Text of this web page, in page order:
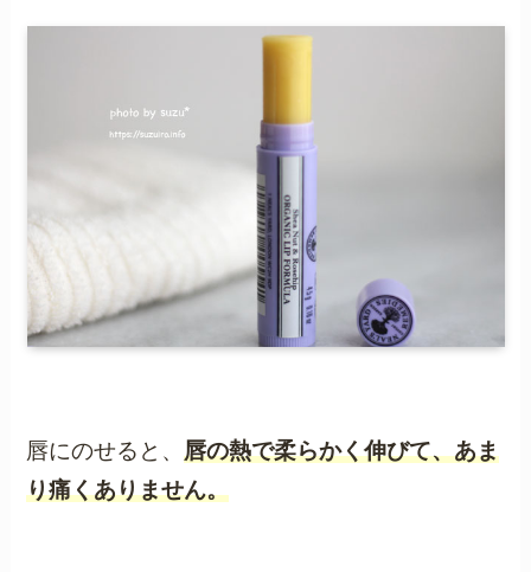
唇にのせると、唇の熱で柔らかく伸びて、あま
り痛くありません。